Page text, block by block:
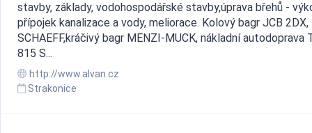
stavby, základy, vodohospodářské stavby,úprava břehů -
přípojek kanalizace a vody, meliorace. Kolový bagr JCB 2DX,
SCHAEFF,kráčivý bagr MENZI-MUCK, nákladní autodoprava
815 S...
http://www.alvan.cz
Strakonice